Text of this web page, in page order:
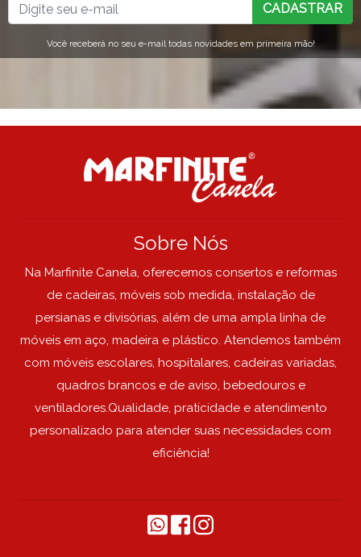
CADASTRAR
Você receberá no seu e-mail todas novidades em primeira mão!
Sobre Nós
Na Marfinite Canela, oferecemos consertos e reformas
de cadeiras, móveis sob medida, instalação de
persianas e divisórias, além de uma ampla linha de
móveis em aço, madeira e plástico. Atendemos também
com móveis escolares, hospitalares, cadeiras variadas,
quadros brancos e de aviso, bebedouros e
ventiladores.Qualidade, praticidade e atendimento
personalizado para atender suas necessidades com
eficiência!